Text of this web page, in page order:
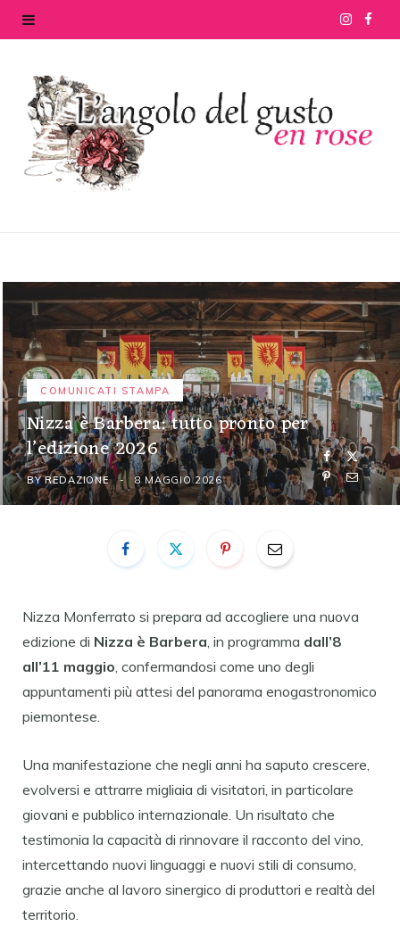
I
t
m
e
k
COMUNICATI STAMPA
Nizza è Barbera: tutto pronto per
l’edizione 2026
BY REDAZIONE 8 MAGGIO 2026
Nizza Monferrato si prepara ad accogliere una nuova
edizione di Nizza è Barbera , in programma dall’8
all’11 maggio , confermandosi come uno degli
appuntamenti più attesi del panorama enogastronomico
piemontese.
Una manifestazione che negli anni ha saputo crescere,
evolversi e attrarre migliaia di visitatori, in particolare
giovani e pubblico internazionale. Un risultato che
testimonia la capacità di rinnovare il racconto del vino,
intercettando nuovi linguaggi e nuovi stili di consumo,
grazie anche al lavoro sinergico di produttori e realtà del
territorio.